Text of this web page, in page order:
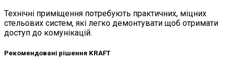
Технічні приміщення потребують практичних, міцних
стельових систем, які легко демонтувати щоб отримати
доступ до комунікацій.
Рекомендовані рішення KRAFT